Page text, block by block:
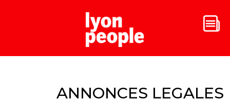
ANNONCES LEGALES